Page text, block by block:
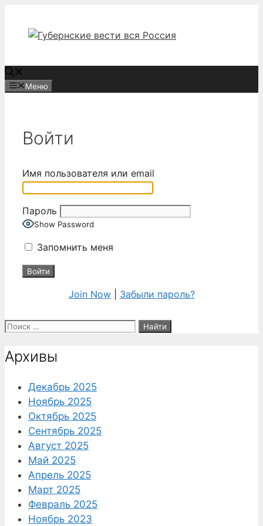
содержимому
Меню
Войти
Имя пользователя или email
Пароль
Show Password
Запомнить меня
Join Now| Забыли пароль?
Поиск:
Архивы
Декабрь 2025
Ноябрь 2025
Октябрь 2025
Сентябрь 2025
Август 2025
Май 2025
Апрель 2025
Март 2025
Февраль 2025
Ноябрь 2023